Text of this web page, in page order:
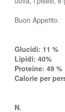
Buon Appetito.
Glucidi: 11 %
Lipidi: 40%
Proteine: 49 %
Calorie per
N.